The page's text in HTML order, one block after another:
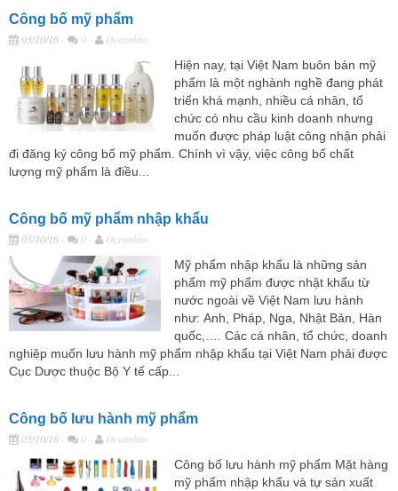
Công bố mỹ phẩm
05/10/16 - 0 -
Oceanlaw
Hiện nay, tại Việt Nam buôn bán mỹ
phẩm là một nghành nghề đang phát
triển khá mạnh, nhiều cá nhân, tổ
chức có nhu cầu kinh doanh nhưng
muốn được pháp luật công nhận phải
đi đăng ký công bố mỹ phẩm. Chính vì vậy, việc công bố chất
lượng mỹ phẩm là điều...
Công bố mỹ phẩm nhập khẩu
05/10/16 - 0 -
Oceanlaw
Mỹ phẩm nhập khẩu là những sản
phẩm mỹ phẩm được nhật khẩu từ
nước ngoài về Việt Nam lưu hành
như: Anh, Pháp, Nga, Nhật Bản, Hàn
quốc,…. Các cá nhân, tổ chức, doanh
nghiệp muốn lưu hành mỹ phẩm nhập khẩu tại Việt Nam phải được
Cục Dược thuộc Bộ Y tế cấp...
Công bố lưu hành mỹ phẩm
05/10/16 - 0 -
Oceanlaw
Công bố lưu hành mỹ phẩm Mặt hàng
mỹ phẩm nhập khẩu và tự sản xuất